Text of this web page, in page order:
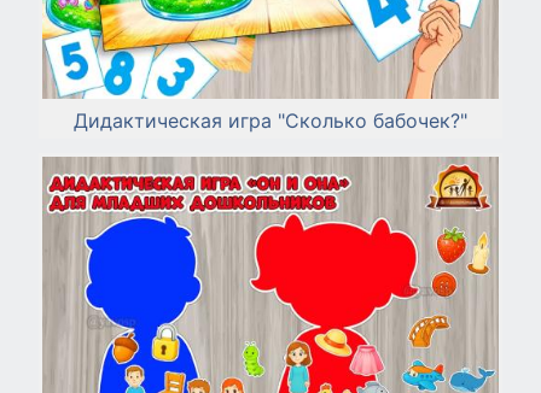
Дидактическая игра "Сколько бабочек?"